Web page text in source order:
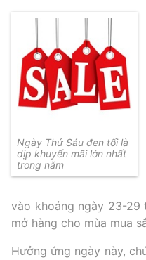
Xét nghiệm
Ngày Thứ Sáu đen tối là
dịp khuyến mãi lớn nhất
trong năm
vào khoảng ngày 23-29
mở hàng cho mùa mua
Hưởng ứng ngày này,